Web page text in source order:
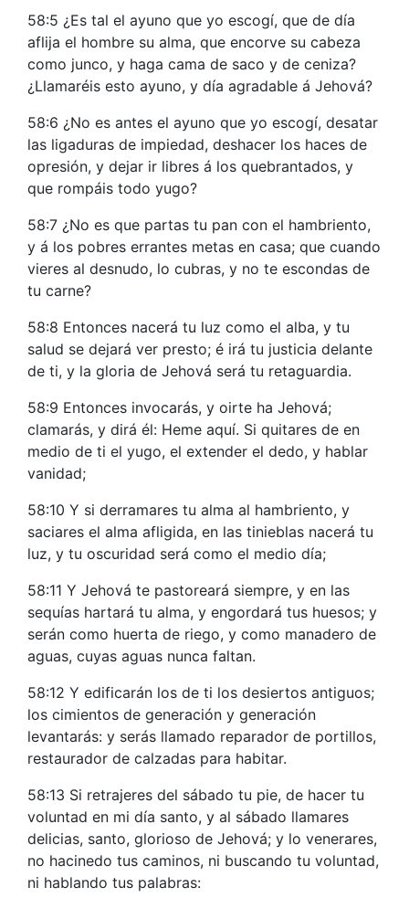
58:5 ¿Es tal el ayuno que yo escogí, que de día
aflija el hombre su alma, que encorve su cabeza
como junco, y haga cama de saco y de ceniza?
¿Llamaréis esto ayuno, y día agradable á Jehová?
58:6 ¿No es antes el ayuno que yo escogí, desatar
las ligaduras de impiedad, deshacer los haces de
opresión, y dejar ir libres á los quebrantados, y
que rompáis todo yugo?
58:7 ¿No es que partas tu pan con el hambriento,
y á los pobres errantes metas en casa; que cuando
vieres al desnudo, lo cubras, y no te escondas de
tu carne?
58:8 Entonces nacerá tu luz como el alba, y tu
salud se dejará ver presto; é irá tu justicia delante
de ti, y la gloria de Jehová será tu retaguardia.
58:9 Entonces invocarás, y oirte ha Jehová;
clamarás, y dirá él: Heme aquí. Si quitares de en
medio de ti el yugo, el extender el dedo, y hablar
vanidad;
58:10 Y si derramares tu alma al hambriento, y
saciares el alma afligida, en las tinieblas nacerá tu
luz, y tu oscuridad será como el medio día;
58:11 Y Jehová te pastoreará siempre, y en las
sequías hartará tu alma, y engordará tus huesos; y
serán como huerta de riego, y como manadero de
aguas, cuyas aguas nunca faltan.
58:12 Y edificarán los de ti los desiertos antiguos;
los cimientos de generación y generación
levantarás: y serás llamado reparador de portillos,
restaurador de calzadas para habitar.
58:13 Si retrajeres del sábado tu pie, de hacer tu
voluntad en mi día santo, y al sábado llamares
delicias, santo, glorioso de Jehová; y lo venerares,
no hacinedo tus caminos, ni buscando tu voluntad,
ni hablando tus palabras: